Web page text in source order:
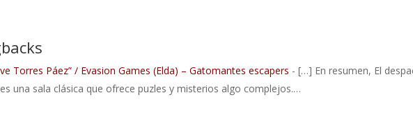
Torres Páez” / Evasion Games (Elda) – Gatomantes escapers - […] En resumen, El
una sala clásica que ofrece puzles y misterios algo complejos.…